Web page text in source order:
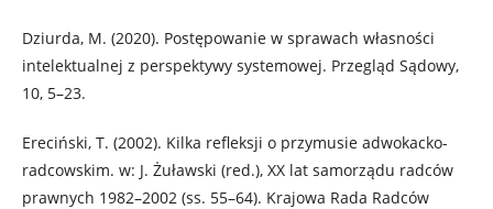
Dziurda, M. (2020). Postępowanie w sprawach własności
intelektualnej z perspektywy systemowej. Przegląd Sądowy,
10, 5–23.
Ereciński, T. (2002). Kilka refleksji o przymusie adwokacko-
radcowskim. w: J. Żuławski (red.), XX lat samorządu radców
prawnych 1982–2002 (ss. 55–64). Krajowa Rada Radców